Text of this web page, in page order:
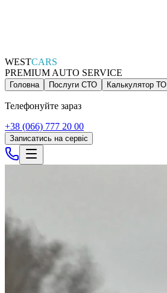
WESTCARS
PREMIUM AUTO SERVICE
Головна Послуги СТО Калькулятор ТО
Телефонуйте зараз
+38 (066) 777 20 00
Записатись на сервіс